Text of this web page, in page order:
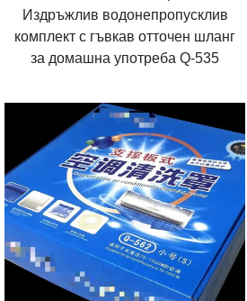
Издръжлив водонепропусклив
комплект с гъвкав отточен шланг
за домашна употреба Q-535